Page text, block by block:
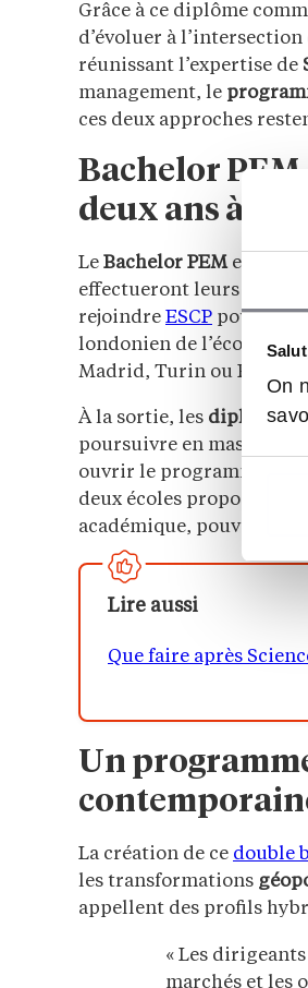
On
Grâce à ce diplôme
d’évoluer à l’intersection
réunissant l’expertise de
management, le
ces deux approches
Bachelor PEM
deux ans à
Le Bachelor PEMest
effectueront leurs deux
rejoindre ESCP pour les
londonien de l’école, la
Madrid, Turin ou Paris,
À la sortie, les diplômés
poursuivre en master à
ouvrir le programme aux
deux écoles proposeront
académique, pouvant
Lire aussi
Que faire après
Un
La création de ce double
les transformations
appellent des profils
« Les
marchés et les